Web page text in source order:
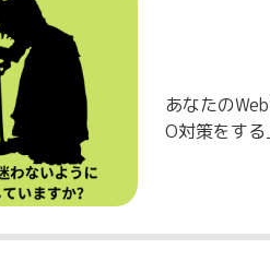
あなたの
O対策をす